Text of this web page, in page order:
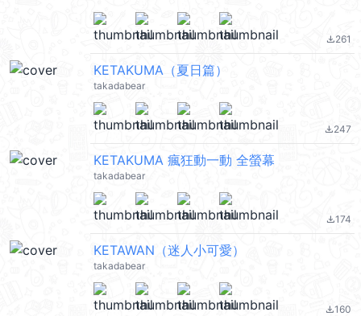
file_download261
KETAKUMA（夏日篇）
takadabear
file_download247
KETAKUMA 瘋狂動一動 全螢幕
takadabear
file_download174
KETAWAN（迷人小可愛）
takadabear
file_download160